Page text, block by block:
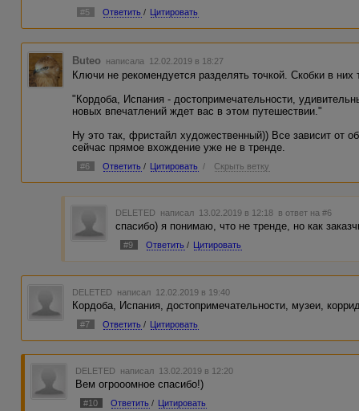
#5 Ответить / Цитировать
Buteo написала 12.02.2019 в 18:27
Ключи не рекомендуется разделять точкой. Скобки в них
"Кордоба, Испания - достопримечательности,
новых впечатлений ждет вас в этом путешествии."
Ну это так, фристайл художественный)) Все зависит от
сейчас прямое вхождение уже не в тренде.
#6 Ответить / Цитировать / Скрыть ветку
DELETED написал 13.02.2019 в 12:18 в ответ на #6
спасибо) я понимаю, что не тренде, но как
#9 Ответить / Цитировать
DELETED написал 12.02.2019 в 19:40
Кордоба, Испания, достопримечательности, музеи,
#7 Ответить / Цитировать
DELETED написал 13.02.2019 в 12:20
Вем огрооомное спасибо!)
#10 Ответить / Цитировать